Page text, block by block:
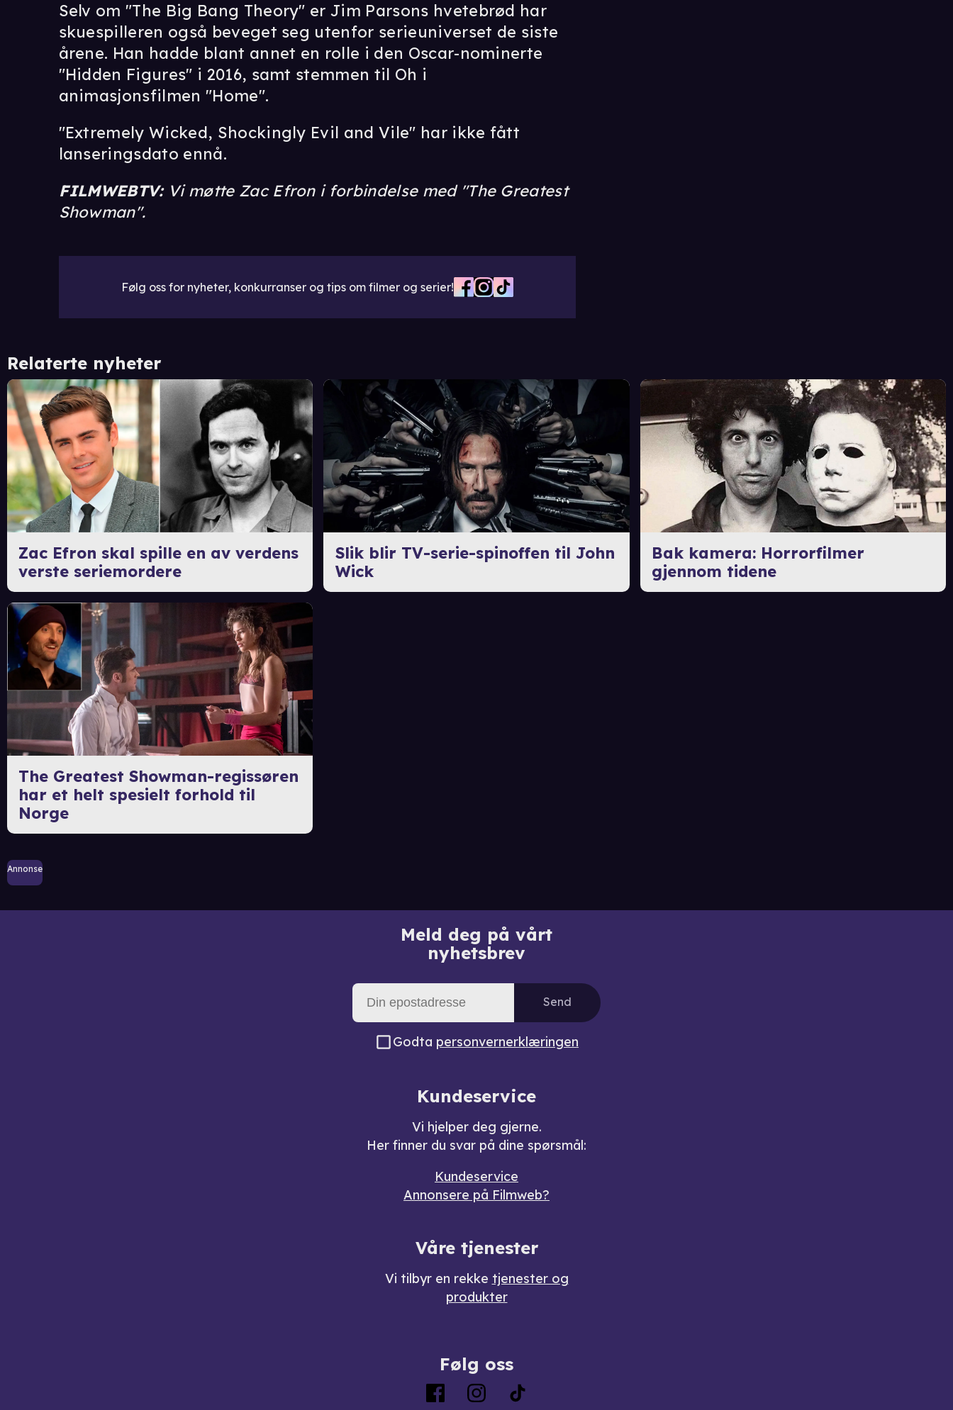
Selv om "The Big Bang Theory" er Jim Parsons hvetebrød har
skuespilleren også beveget seg utenfor serieuniverset de siste
årene. Han hadde blant annet en rolle i den Oscar-nominerte
"Hidden Figures" i 2016, samt stemmen til Oh i
animasjonsfilmen "Home".
"Extremely Wicked, Shockingly Evil and Vile" har ikke fått
lanseringsdato ennå.
FILMWEBTV:Vi møtte Zac Efron i forbindelse med "The Greatest
Showman".
Følg oss for nyheter, konkurranser og tips om filmer og serier!
Relaterte nyheter
Zac Efron skal spille en av verdens
verste seriemordere
Slik blir TV-serie-spinoffen til John
Wick
Bak kamera: Horrorfilmer
gjennom tidene
The Greatest Showman-regissøren
har et helt spesielt forhold til
Norge
Annonse
Meld deg på vårt
nyhetsbrev
Send
Godta personvernerklæringen
Kundeservice
Vi hjelper deg gjerne.
Her finner du svar på dine spørsmål:
Kundeservice
Annonsere på Filmweb?
Våre tjenester
Vi tilbyr en rekke tjenester og
produkter
Følg oss